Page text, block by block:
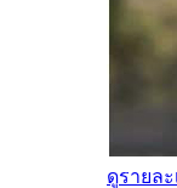
ดูรายละ